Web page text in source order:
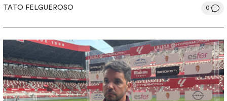
TATO FELGUEROSO 0